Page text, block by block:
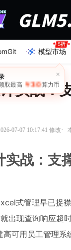
模型市场
×
取最高 ￥30 算力币
实战：
07-07 10:17:41 修改·
战：支
式管理早已捉
出现查询响应超
可用员工管理